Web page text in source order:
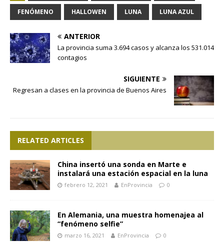
FENÓMENO HALLOWEN LUNA LUNA AZUL
ANTERIOR
La provincia suma 3.694 casos y alcanza los 531.014
contagios
SIGUIENTE
Regresan a clases en la provincia de Buenos Aires
RELATED ARTICLES
China insertó una sonda en Marte e
instalará una estación espacial en la luna
febrero 12, 2021 EnProvincia 0
En Alemania, una muestra homenajea al
“fenómeno selfie”
marzo 16, 2021 EnProvincia 0